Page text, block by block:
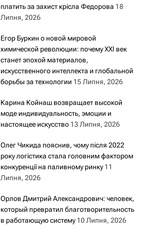
платить за захист крісла Федорова 18
Липня, 2026
Егор Буркин о новой мировой
химической революции: почему XXI век
станет эпохой материалов,
искусственного интеллекта и глобальной
борьбы за технологии 15 Липня, 2026
Карина Койнаш возвращает высокой
моде индивидуальность, эмоции и
настоящее искусство 13 Липня, 2026
Олег Чикида пояснив, чому після 2022
року логістика стала головним фактором
конкуренції на паливному ринку 11
Липня, 2026
Орлов Дмитрий Александрович: человек,
который превратил благотворительность
в работающую систему 10 Липня, 2026